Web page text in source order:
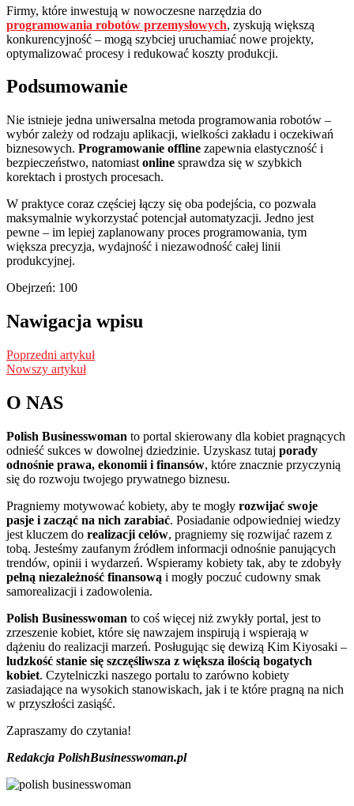
Firmy, które inwestują w nowoczesne narzędzia do
programowania robotów przemysłowych, zyskują większą
konkurencyjność – mogą szybciej uruchamiać nowe projekty,
optymalizować procesy i redukować koszty produkcji.
Podsumowanie
Nie istnieje jedna uniwersalna metoda programowania robotów –
wybór zależy od rodzaju aplikacji, wielkości zakładu i oczekiwań
biznesowych. Programowanie offline zapewnia elastyczność i
bezpieczeństwo, natomiast online sprawdza się w szybkich
korektach i prostych procesach.
W praktyce coraz częściej łączy się oba podejścia, co pozwala
maksymalnie wykorzystać potencjał automatyzacji. Jedno jest
pewne – im lepiej zaplanowany proces programowania, tym
większa precyzja, wydajność i niezawodność całej linii
produkcyjnej.
Obejrzeń: 100
Nawigacja wpisu
Poprzedni artykuł
Nowszy artykuł
O NAS
Polish Businesswoman to portal skierowany dla kobiet pragnących
odnieść sukces w dowolnej dziedzinie. Uzyskasz tutaj porady
odnośnie prawa, ekonomii i finansów, które znacznie przyczynią
się do rozwoju twojego prywatnego biznesu.
Pragniemy motywować kobiety, aby te mogły rozwijać swoje
pasje i zacząć na nich zarabiać. Posiadanie odpowiedniej wiedzy
jest kluczem do realizacji celów, pragniemy się rozwijać razem z
tobą. Jesteśmy zaufanym źródłem informacji odnośnie panujących
trendów, opinii i wydarzeń. Wspieramy kobiety tak, aby te zdobyły
pełną niezależność finansową i mogły poczuć cudowny smak
samorealizacji i zadowolenia.
Polish Businesswoman to coś więcej niż zwykły portal, jest to
zrzeszenie kobiet, które się nawzajem inspirują i wspierają w
dążeniu do realizacji marzeń. Posługując się dewizą Kim Kiyosaki –
ludzkość stanie się szczęśliwsza z większa ilością bogatych
kobiet. Czytelniczki naszego portalu to zarówno kobiety
zasiadające na wysokich stanowiskach, jak i te które pragną na nich
w przyszłości zasiąść.
Zapraszamy do czytania!
Redakcja PolishBusinesswoman.pl